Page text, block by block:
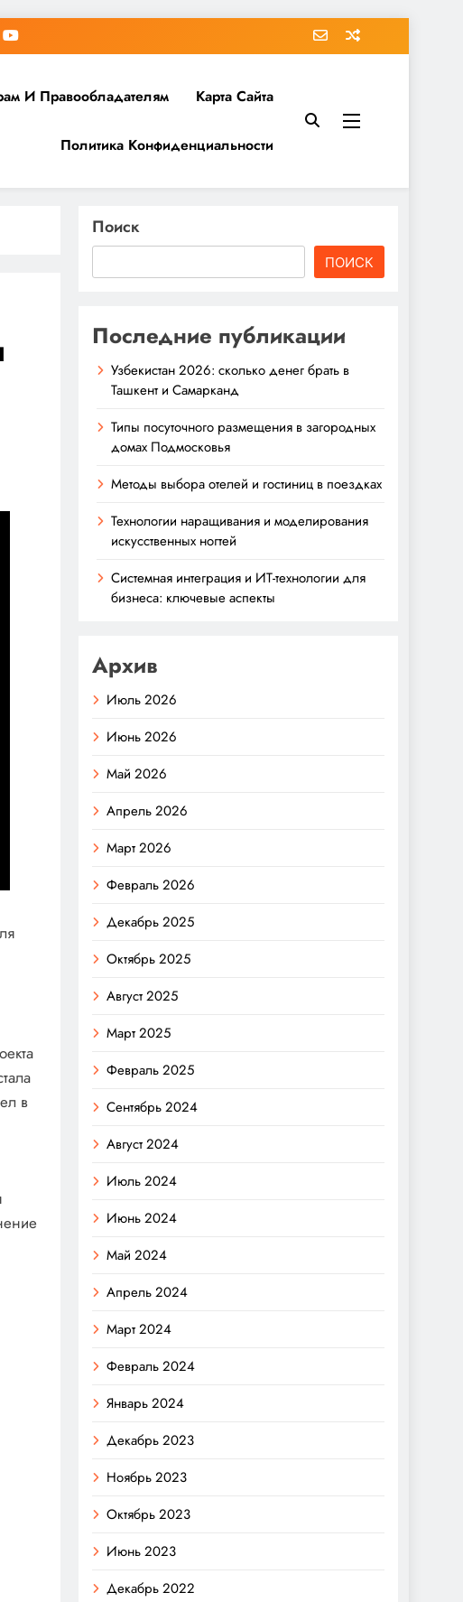
И Правообладателям Карта Сайта
Политика Конфиденциальности
в
Поиск
ПОИСК
Последние публикации
Узбекистан 2026: сколько денег брать в
Ташкент и Самарканд
Типы посуточного размещения в загородных
домах Подмосковья
Методы выбора отелей и гостиниц в поездках
Технологии наращивания и моделирования
искусственных ногтей
Системная интеграция и ИТ-технологии для
бизнеса: ключевые аспекты
Архив
Июль 2026
Июнь 2026
Май 2026
Апрель 2026
Март 2026
Февраль 2026
Декабрь 2025
Октябрь 2025
Август 2025
Март 2025
Февраль 2025
Сентябрь 2024
Август 2024
Июль 2024
Июнь 2024
Май 2024
Апрель 2024
Март 2024
Февраль 2024
Январь 2024
Декабрь 2023
Ноябрь 2023
Октябрь 2023
Июнь 2023
Декабрь 2022